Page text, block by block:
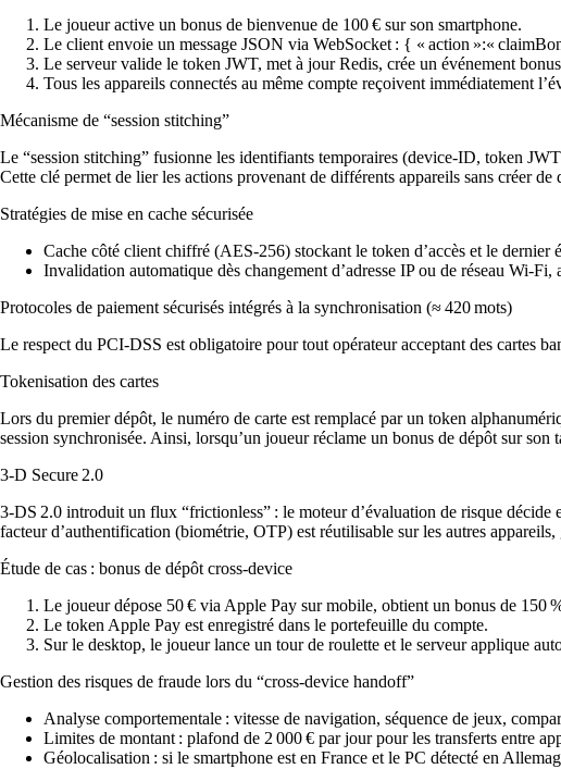
Le joueur active un bonus de bienvenue de 100 € sur son smartphone.
Le client envoie un message JSON via WebSocket : { « action »:«
Le serveur valide le token JWT, met à jour Redis, crée un événement
Tous les appareils connectés au même compte reçoivent immédiatement
Mécanisme de “session stitching”
Le “session stitching” fusionne les identifiants temporaires (device‑ID, token
Cette clé permet de lier les actions provenant de différents appareils sans créer de
Stratégies de mise en cache sécurisée
Cache côté client chiffré (AES‑256) stockant le token d’accès et le dernier
Invalidation automatique dès changement d’adresse IP ou de réseau Wi‑Fi,
Protocoles de paiement sécurisés intégrés à la synchronisation (≈ 420 mots)
Le respect du PCI‑DSS est obligatoire pour tout opérateur acceptant des cartes
Tokenisation des cartes
Lors du premier dépôt, le numéro de carte est remplacé par un token
session synchronisée. Ainsi, lorsqu’un joueur réclame un bonus de dépôt sur
3‑D Secure 2.0
3‑DS 2.0 introduit un flux “frictionless” : le moteur d’évaluation de risque
facteur d’authentification (biométrie, OTP) est réutilisable sur les autres appareils,
Étude de cas : bonus de dépôt cross‑device
Le joueur dépose 50 € via Apple Pay sur mobile, obtient un bonus de 150
Le token Apple Pay est enregistré dans le portefeuille du compte.
Sur le desktop, le joueur lance un tour de roulette et le serveur applique
Gestion des risques de fraude lors du “cross‑device handoff”
Analyse comportementale : vitesse de navigation, séquence de jeux,
Limites de montant : plafond de 2 000 € par jour pour les transferts entre
Géolocalisation : si le smartphone est en France et le PC détecté en